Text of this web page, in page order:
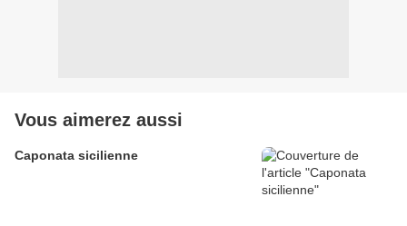
Vous aimerez aussi
Caponata sicilienne